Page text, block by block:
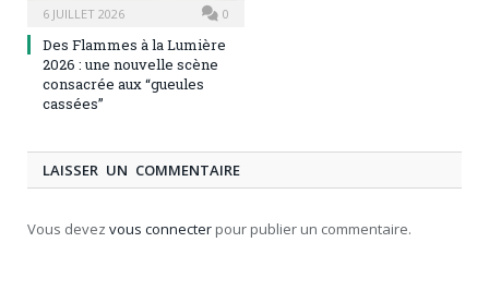
6 JUILLET 2026 0
Des Flammes à la Lumière
2026 : une nouvelle scène
consacrée aux “gueules
cassées”
LAISSER UN COMMENTAIRE
Vous devez vous connecter pour publier un commentaire.